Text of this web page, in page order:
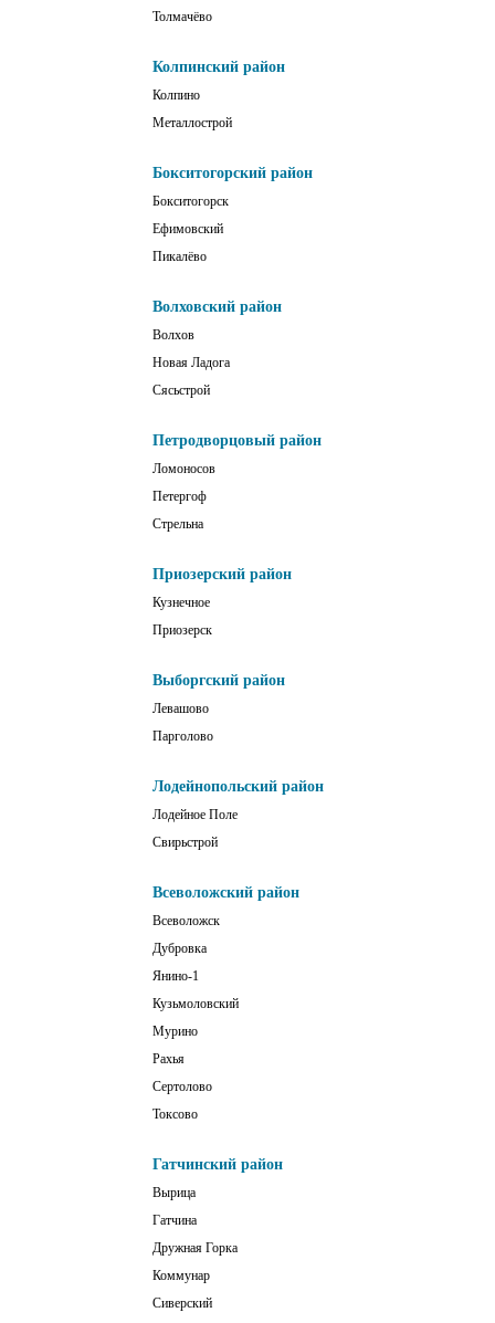
Толмачёво
Колпинский район
Колпино
Металлострой
Бокситогорский район
Бокситогорск
Ефимовский
Пикалёво
Волховский район
Волхов
Новая Ладога
Сясьстрой
Петродворцовый район
Ломоносов
Петергоф
Стрельна
Приозерский район
Кузнечное
Приозерск
Выборгский район
Левашово
Парголово
Лодейнопольский район
Лодейное Поле
Свирьстрой
Всеволожский район
Всеволожск
Дубровка
Янино-1
Кузьмоловский
Мурино
Рахья
Сертолово
Токсово
Гатчинский район
Вырица
Гатчина
Дружная Горка
Коммунар
Сиверский